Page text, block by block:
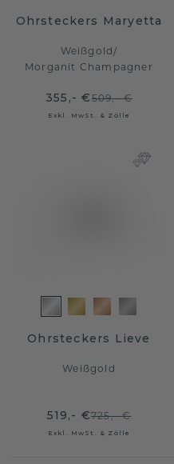
Ohrsteckers Maryetta
Weißgold/
Morganit Champagner
355,- €509,- €
Exkl. MwSt. & Zölle
Ohrsteckers Lieve
Weißgold
519,- €725,- €
Exkl. MwSt. & Zölle